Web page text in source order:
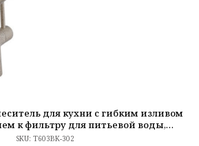
для кухни с гибким изливом
к фильтру для питьевой воды,
бежевый меланж
SKU: T603BK-302